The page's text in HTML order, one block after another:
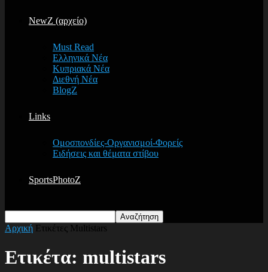
NewZ (αρχείο)
Must Read
Ελληνικά Νέα
Κυπριακά Νέα
Διεθνή Νέα
BlogZ
Links
Ομοσπονδίες-Οργανισμοί-Φορείς
Ειδήσεις και θέματα στίβου
SportsPhotoZ
Αρχική Ετικέτες Multistars
Ετικέτα: multistars